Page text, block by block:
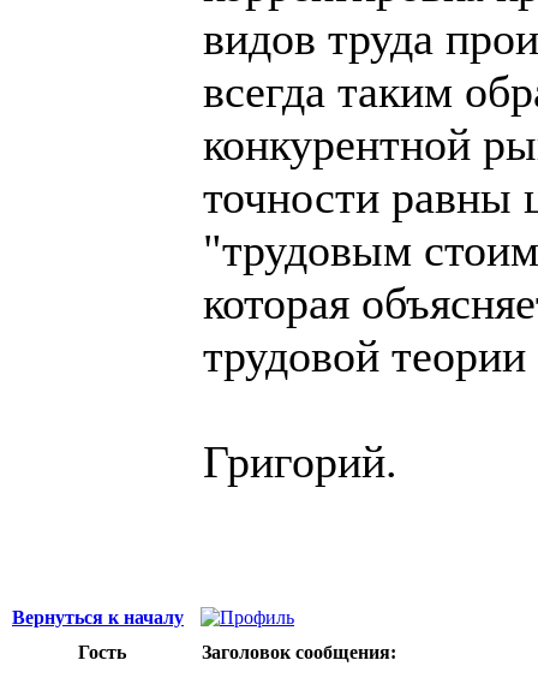
видов труда
всегда таким
конкурентной
точности равны
"трудовым
которая
трудовой
Григорий.
Вернуться к началу
Гость
Заголовок сообщения: